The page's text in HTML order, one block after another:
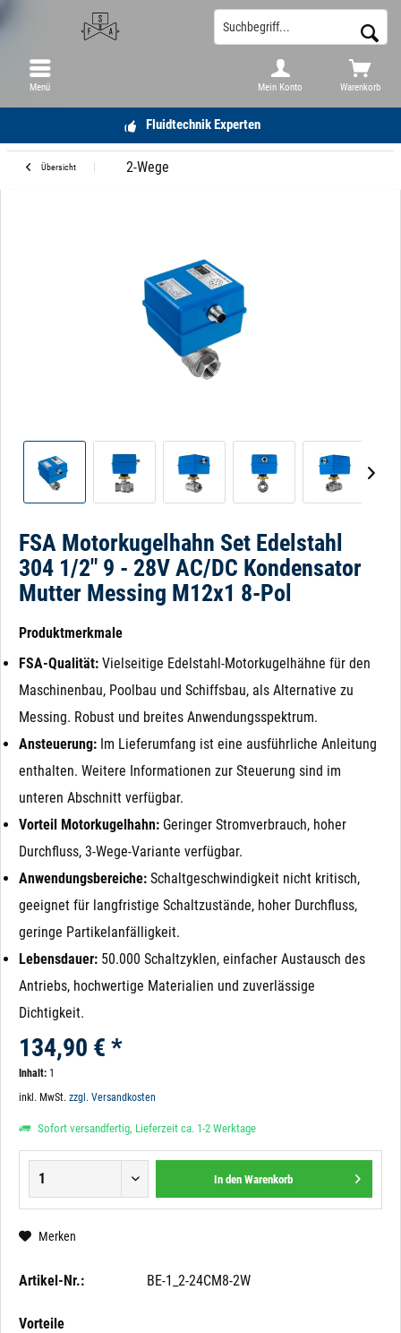
Fluidtechnik Experten
Warenkorb
Mein Konto
Menü
Übersicht 2-Wege
FSA Motorkugelhahn Set Edelstahl
304 1/2" 9 - 28V AC/DC Kondensator
Mutter Messing M12x1 8-Pol
Produktmerkmale
FSA-Qualität: Vielseitige Edelstahl-Motorkugelhähne für den
Maschinenbau, Poolbau und Schiffsbau, als Alternative zu
Messing. Robust und breites Anwendungsspektrum.
Ansteuerung: Im Lieferumfang ist eine ausführliche Anleitung
enthalten. Weitere Informationen zur Steuerung sind im
unteren Abschnitt verfügbar.
Vorteil Motorkugelhahn: Geringer Stromverbrauch, hoher
Durchfluss, 3-Wege-Variante verfügbar.
Anwendungsbereiche: Schaltgeschwindigkeit nicht kritisch,
geeignet für langfristige Schaltzustände, hoher Durchfluss,
geringe Partikelanfälligkeit.
Lebensdauer: 50.000 Schaltzyklen, einfacher Austausch des
Antriebs, hochwertige Materialien und zuverlässige
Dichtigkeit.
134,90 € *
Inhalt: 1
inkl. MwSt. zzgl. Versandkosten
Sofort versandfertig, Lieferzeit ca. 1-2 Werktage
In den Warenkorb
Merken
Artikel-Nr.: BE-1_2-24CM8-2W
Vorteile